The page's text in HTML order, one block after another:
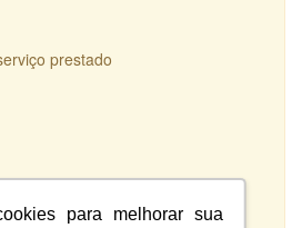
para melhorar sua
prestado